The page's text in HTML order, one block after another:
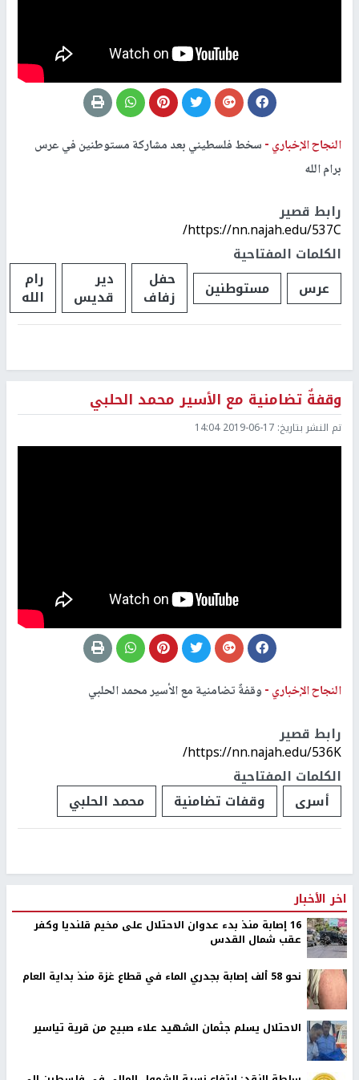
النجاح الإخباري -سخط فلسطيني بعد مشاركة مستوطنين في عرس
برام الله
رابط قصير
https://nn.najah.edu/537C/
الكلمات المفتاحية
عرس
مستوطنين حفل
زفاف
دير
قديس
رام
الله
وقفةٌ تضامنية مع الأسير محمد الحلبي
تم النشر بتاريخ: 2019-06-17 14:04
النجاح الإخباري -وقفةٌ تضامنية مع الأسير محمد الحلبي
رابط قصير
https://nn.najah.edu/536K/
الكلمات المفتاحية
أسرى
وقفات تضامنية محمد الحلبي
اخر الأخبار
16 إصابة منذ بدء عدوان الاحتلال على مخيم قلنديا وكفر
عقب شمال القدس
نحو 58 ألف إصابة بجدري الماء في قطاع غزة منذ بداية العام
الاحتلال يسلم جثمان الشهيد علاء صبيح من قرية تياسير